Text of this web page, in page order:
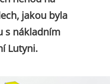
jakou byla
s nákladním
Lutyni.